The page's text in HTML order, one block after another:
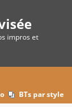
impros et
BTs par style